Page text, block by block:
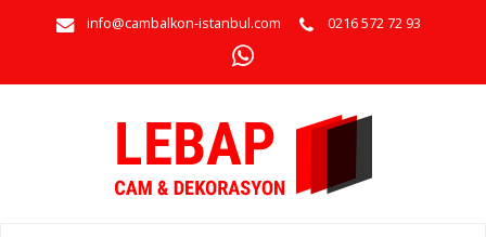
info@cambalkon-istanbul.com 0216 572 72 93